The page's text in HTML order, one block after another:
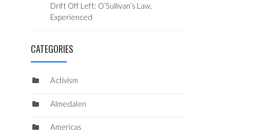
Drift Off Left: O’Sullivan’s Law,
Experienced
CATEGORIES
Activism
Almedalen
Americas